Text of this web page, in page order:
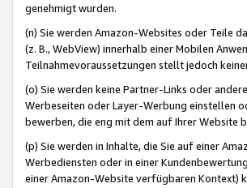
genehmigt wurden.
(n) Sie werden Amazon-Websites oder Teile
(z. B., WebView) innerhalb einer Mobilen
Teilnahmevoraussetzungen stellt jedoch
(o) Sie werden keine Partner-Links oder
Werbeseiten oder Layer-Werbung einstellen
bewerben, die eng mit dem auf Ihrer Website
(p) Sie werden in Inhalte, die Sie auf einer
Werbediensten oder in einer
einer Amazon-Website verfügbaren Kontext)